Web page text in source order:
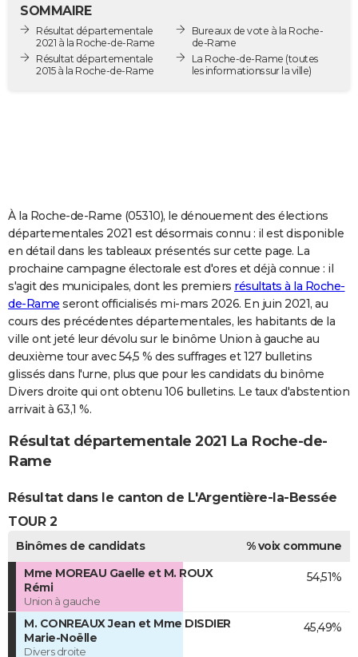
Destinations
City break
Voyage nature
Voyage de noces
Forum
Climat
GUIDES D'ACHAT
COPAINS D'AVANT
S'inscrire
Se connecter
Lycées
Collèges
Primaires
Universités
Entreprises
Service militaire
Avis de recherche
AVIS DE DÉCÈS
Bricolage
Lifestyle
Culture
Sport
Auto
Television
Voyage
Cinema
SOMMAIRE
Résultat départementale
2021 à la Roche-de-Rame
Résultat départementale
2015 à la Roche-de-Rame
Bureaux de vote à la Roche-
de-Rame
La Roche-de-Rame (toutes
les informations sur la ville)
À la Roche-de-Rame (05310), le dénouement des élections
départementales 2021 est désormais connu : il est disponible
en détail dans les tableaux présentés sur cette page. La
prochaine campagne électorale est d'ores et déjà connue : il
s'agit des municipales, dont les premiers résultats à la Roche-
de-Rame seront officialisés mi-mars 2026. En juin 2021, au
cours des précédentes départementales, les habitants de la
ville ont jeté leur dévolu sur le binôme Union à gauche au
deuxième tour avec 54,5 % des suffrages et 127 bulletins
glissés dans l'urne, plus que pour les candidats du binôme
Divers droite qui ont obtenu 106 bulletins. Le taux d'abstention
arrivait à 63,1 %.
Résultat départementale 2021 La Roche-de-
Rame
Résultat dans le canton de L'Argentière-la-Bessée
TOUR 2
Binômes de candidats
% voix commune
Mme MOREAU Gaelle et M. ROUX
Rémi
Union à gauche
54,51%
M. CONREAUX Jean et Mme DISDIER
Marie-Noëlle
Divers droite
45,49%